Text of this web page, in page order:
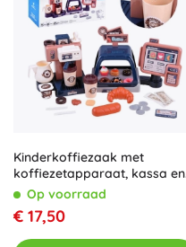
Kinderkoffiezaak met
koffiezetapparaat, kassa en
vitrinekast – 41-delige set
Op voorraad
€ 17,50